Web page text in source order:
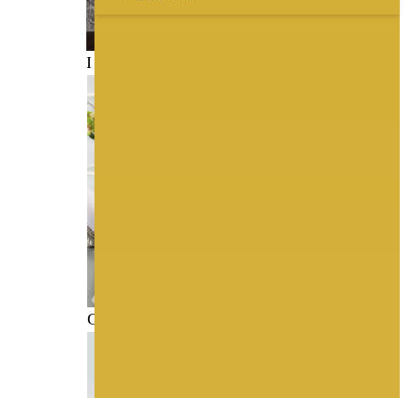
I LOVE YOU BY MAX CHAOUL
COSMOBELLA B